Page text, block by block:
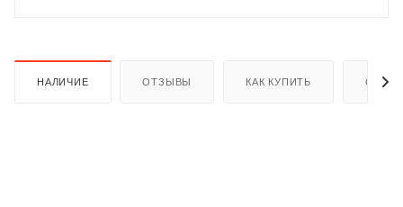
НАЛИЧИЕ ОТЗЫВЫ КАК КУПИТЬ
раз в 2 недели